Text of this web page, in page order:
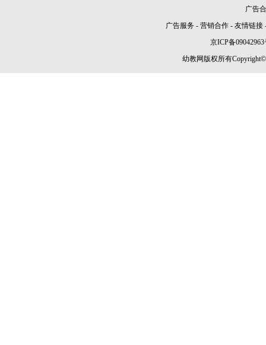
广告
广告服务 - 营销合作 - 友情链接
京ICP备09042963
幼教网版权所有